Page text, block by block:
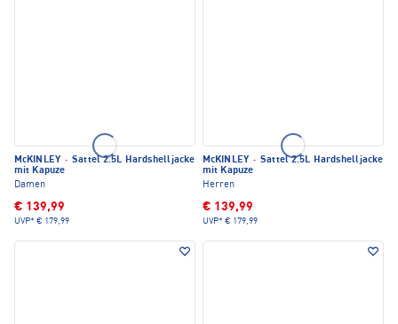
McKINLEY · Sattel 2.5L Hardshelljacke
mit Kapuze
Damen
€ 139,99
UVP* € 179,99
McKINLEY · Sattel 2.5L Hardshelljacke
mit Kapuze
Herren
€ 139,99
UVP* € 179,99